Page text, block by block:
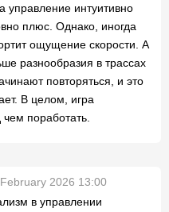
управление интуитивно
плюс. Однако, иногда
ощущение скорости. А
разнообразия в трассах
повторяться, и это
В целом, игра
поработать.
2026 13:00
в управлении